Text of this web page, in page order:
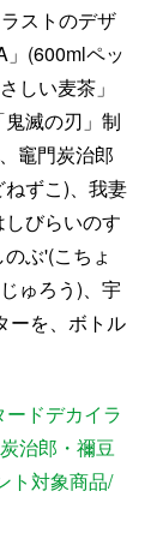
ストのデザ
(600mlペッ
しい麦茶」
滅の刃」制
竈門炭治郎
ずこ)、我妻
びらいのす
ぶ'(こちょ
ゅろう)、宇
ーを、ボトル
ードデカイラ
治郎・禰豆
ト対象商品/